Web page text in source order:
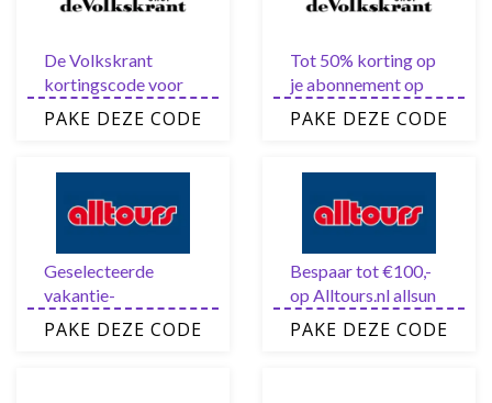
De Volkskrant
kortingscode voor
direct 5% korting
PAKE DEZE CODE
Tot 50% korting op
je abonnement op
De Volkskrant
PAKE DEZE CODE
Geselecteerde
vakantie-
aanbiedingen voor
bijzonder goede
PAKE DEZE CODE
Bespaar tot €100,-
op Alltours.nl allsun
hotels
PAKE DEZE CODE